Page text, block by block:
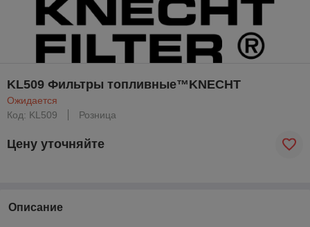
KL509 Фильтры топливные™KNECHT
Ожидается
Код: KL509
Розница
Цену уточняйте
Описание